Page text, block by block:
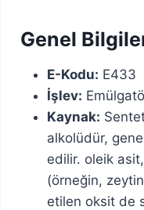
Genel
E-Kodu: E433
İşlev:
Kaynak:
alkolüdür,
edilir. oleik
(örneğin,
etilen oksit de